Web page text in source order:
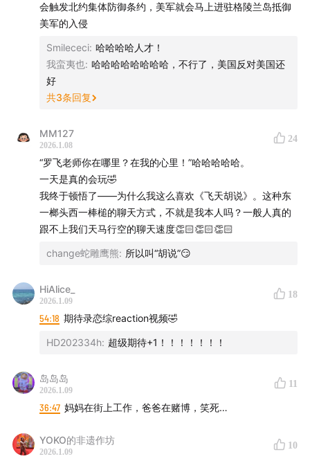
兴趣我们所聊的内容，欢迎订阅《飞天胡说》~
【时间码】
罗飞对爆红恋综守口如瓶，在英国给家人同传翻译
中国恋综
03:57
一天的旅游攻略：避开“小红书式”景点，在云南找到
真正“非商业化”
伦敦冬季奇景：圣诞节街上无人变成了“鬼城”，运河
边的“city walk”
委内瑞拉事件解码：石油、毒品还是“杀鸡儆猴”？剖
析大国干预小国的复杂动机
20:23 真人秀总统时代来临，做总统需要先学会说“You're
fired”
什么是“斩杀线”（Kill Line）？它如何衡量一个人的
24:00 美国医疗系统困境：医疗保险的天价保费与索赔拉
25:20 罗一天的爱情斩杀线“没有女朋友”
会触发北约集体防御条约，美军就会马上进驻格陵兰岛抵御
美军的入侵
Smilececi: 哈哈哈哈人才！
我蛮夷也: 哈哈哈哈哈哈哈哈，不行了，美国反对美国还
好
共3条回复
MM127
2026.1.08
24
“罗飞老师你在哪里？在我的心里！”哈哈哈哈哈。
一天是真的会玩🤣
我终于顿悟了——为什么我这么喜欢《飞天胡说》。这种东
一榔头西一棒槌的聊天方式，不就是我本人吗？一般人真的
跟不上我们天马行空的聊天速度👏🏻👏🏻👏🏻
change蛇雕鹰熊: 所以叫“胡说”😏
HiAlice_
2026.1.09
18
54:18 期待录恋综reaction视频🤣
HD202334h: 超级期待+1！！！！！！！
岛岛岛
2026.1.09
11
36:47 妈妈在街上工作，爸爸在赌博，笑死…
YOKO的非遗作坊
2026.1.09
10